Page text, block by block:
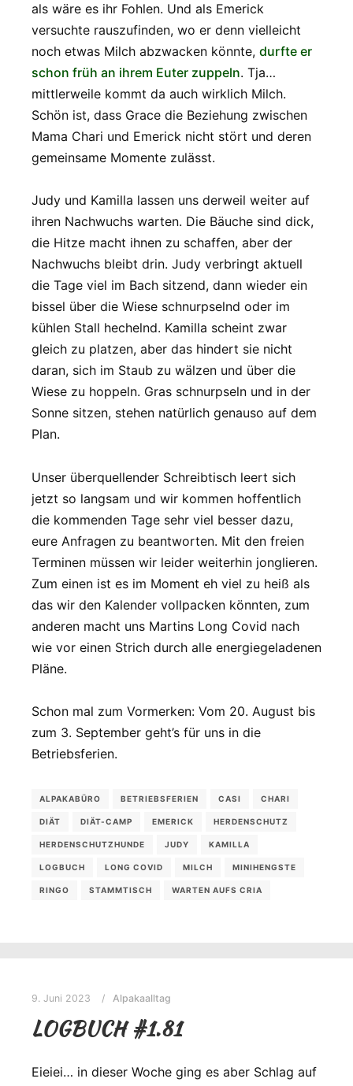
als wäre es ihr Fohlen. Und als Emerick
versuchte rauszufinden, wo er denn vielleicht
noch etwas Milch abzwacken könnte, durfte er
schon früh an ihrem Euter zuppeln. Tja…
mittlerweile kommt da auch wirklich Milch.
Schön ist, dass Grace die Beziehung zwischen
Mama Chari und Emerick nicht stört und deren
gemeinsame Momente zulässt.
Judy und Kamilla lassen uns derweil weiter auf
ihren Nachwuchs warten. Die Bäuche sind dick,
die Hitze macht ihnen zu schaffen, aber der
Nachwuchs bleibt drin. Judy verbringt aktuell
die Tage viel im Bach sitzend, dann wieder ein
bissel über die Wiese schnurpselnd oder im
kühlen Stall hechelnd. Kamilla scheint zwar
gleich zu platzen, aber das hindert sie nicht
daran, sich im Staub zu wälzen und über die
Wiese zu hoppeln. Gras schnurpseln und in der
Sonne sitzen, stehen natürlich genauso auf dem
Plan.
Unser überquellender Schreibtisch leert sich
jetzt so langsam und wir kommen hoffentlich
die kommenden Tage sehr viel besser dazu,
eure Anfragen zu beantworten. Mit den freien
Terminen müssen wir leider weiterhin jonglieren.
Zum einen ist es im Moment eh viel zu heiß als
das wir den Kalender vollpacken könnten, zum
anderen macht uns Martins Long Covid nach
wie vor einen Strich durch alle energiegeladenen
Pläne.
Schon mal zum Vormerken: Vom 20. August bis
zum 3. September geht’s für uns in die
Betriebsferien.
ALPAKABÜRO BETRIEBSFERIEN CASI CHARI
DIÄT DIÄT-CAMP EMERICK HERDENSCHUTZ
HERDENSCHUTZHUNDE JUDY KAMILLA
LOGBUCH LONG COVID MILCH MINIHENGSTE
RINGO STAMMTISCH WARTEN AUFS CRIA
9. Juni 2023 Alpakaalltag
LOGBUCH #1.81
Eieiei… in dieser Woche ging es aber Schlag auf